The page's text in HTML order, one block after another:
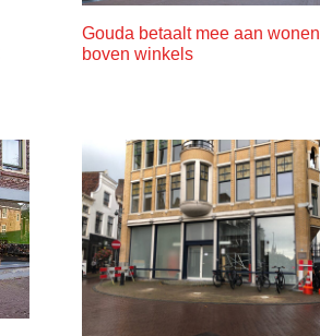
Gouda betaalt mee aan wonen
boven winkels